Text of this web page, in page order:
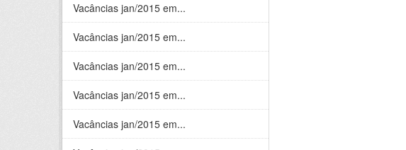
Vacâncias jan/2015 em...
Vacâncias jan/2015 em...
Vacâncias jan/2015 em...
Vacâncias jan/2015 em...
Vacâncias jan/2015 em...